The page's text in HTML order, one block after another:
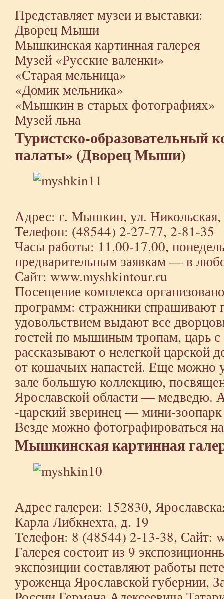
Представляет музеи и выставки:
Дворец Мыши
Мышкинская картинная галерея
Музей «Русские валенки»
«Старая мельница»
«Домик мельника»
«Мышкин в старых фотографиях»
Музей льна
Туристско-
палаты» (Дворец Мыши)
Адрес: г. Мышкин, ул.
Телефон: (48544) 2-27-77, 2-81-35
Часы работы: 11.00-17.00,
предварительным заявкам — в
Сайт: www.myshkintour.ru
Посещение комплекса
программ: стражники спрашивают
удовольствием выдают все
гостей по мышиным тропам, царь с
рассказывают о нелегкой царской
от кошачьих напастей. Еще можно
зале большую коллекцию,
Ярославской области — медведю.
-царский зверинец — мини-
Везде можно фотографироваться
Мышкинская картинная
Адрес галереи: 152830,
Карла Либкнехта, д. 19
Телефон: 8 (48544) 2-13-38, Сайт:
Галерея состоит из 9
экспозиции составляют работы
уроженца Ярославской губернии,